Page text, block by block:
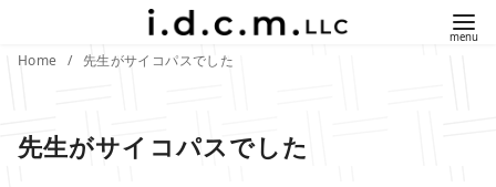
Home 先生がサイコパスでした
先生がサイコパスでした